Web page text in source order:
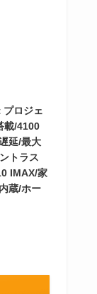
ロジェ
載/4100
延/最大
トラス
IMAX/家
蔵/ホー